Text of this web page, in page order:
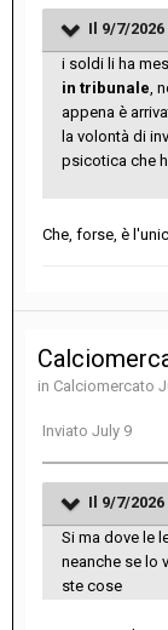
Il 9/7/
i soldi li ha
in tribunale,
appena è
la volontà di
psicotica che
Che, forse, è
in Calciomercato
Inviato July 9
Il 9/7/
Si ma dove le
neanche se lo
ste cose